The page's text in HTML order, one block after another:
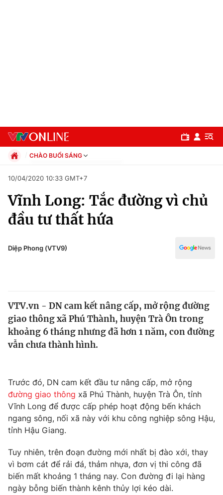
Chuyên mục
Chính trị
Xã hội
Y tế
Thế giới
Thế giới đó đây
Câu chuyện quốc tế
Tài chính
Thị trường
Góc doanh nghiệp
Dữ liệu và đời sống
Truyền hình
Phim VTV
Hậu trường
Nhân vật
Giải trí
Điện ảnh
Đời sống
CHÀO BUỔI SÁNG
Xã hội
Pháp luật
Thể thao
Văn hóa - Giải trí
Giáo dục
10/04/2020 10:33 GMT+7
Vĩnh Long: Tắc đường vì chủ
đầu tư thất hứa
Diệp Phong (VTV9)
VTV.vn - DN cam kết nâng cấp, mở rộng đường
giao thông xã Phú Thành, huyện Trà Ôn trong
khoảng 6 tháng nhưng đã hơn 1 năm, con đường
vẫn chưa thành hình.
Trước đó, DN cam kết đầu tư nâng cấp, mở rộng
đường giao thông xã Phú Thành, huyện Trà Ôn, tỉnh
Vĩnh Long để được cấp phép hoạt động bến khách
ngang sông, nối xã này với khu công nghiệp sông Hậu,
tỉnh Hậu Giang.
Tuy nhiên, trên đoạn đường mới nhất bị đào xới, thay
vì bơm cát để rải đá, thảm nhựa, đơn vị thi công đã
biến mất khoảng 1 tháng nay. Con đường đi lại hàng
ngày bỗng biến thành kênh thủy lợi kéo dài.